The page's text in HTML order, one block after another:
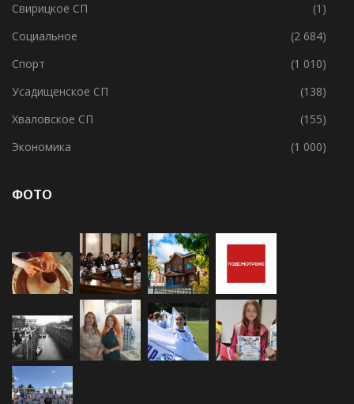
Свирицкое СП
(1)
Социальное
(2 684)
Спорт
(1 010)
Усадищенское СП
(138)
Хваловское СП
(155)
Экономика
(1 000)
ФОТО